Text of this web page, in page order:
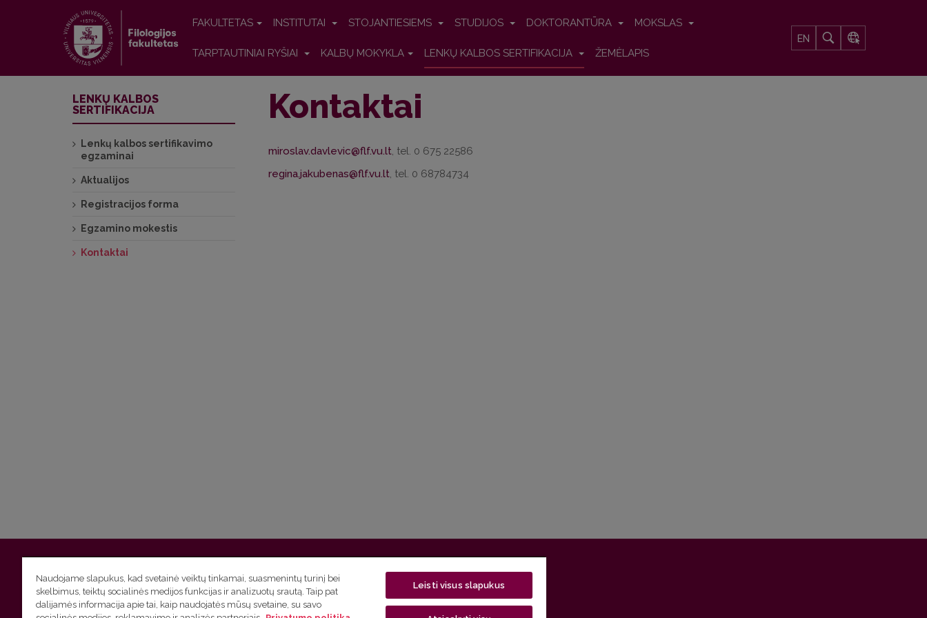
FAKULTETAS INSTITUTAI STOJANTIESIEMS STUDIJOS DOKTORANTŪRA MOKSLAS
TARPTAUTINIAI RYŠIAI KALBŲ MOKYKLA LENKŲ KALBOS SERTIFIKACIJA ŽEMĖLAPIS
EN
Kontaktai
miroslav.davlevic@flf.vu.lt, tel. 0 675 22586
regina.jakubenas@flf.vu.lt, tel. 0 68784734
LENKŲ KALBOS
SERTIFIKACIJA
Lenkų kalbos sertifikavimo
egzaminai
Aktualijos
Registracijos forma
Egzamino mokestis
Kontaktai
Vilniaus universitetas Filologijos fakultetas | Universiteto g. 5, LT-01131 Vilnius
Studijų skyriaus(studijų ir tvarkaraščio klausimai) tel. (0 5) 268 7208 | El. paštasstudijos@flf.vu.lt
Naudojame slapukus, kad svetainė veiktų tinkamai, suasmenintų turinį bei
skelbimus, teiktų socialinės medijos funkcijas ir analizuotų srautą. Taip pat
dalijamės informacija apie tai, kaip naudojatės mūsų svetaine, su savo
Leisti visus slapukus